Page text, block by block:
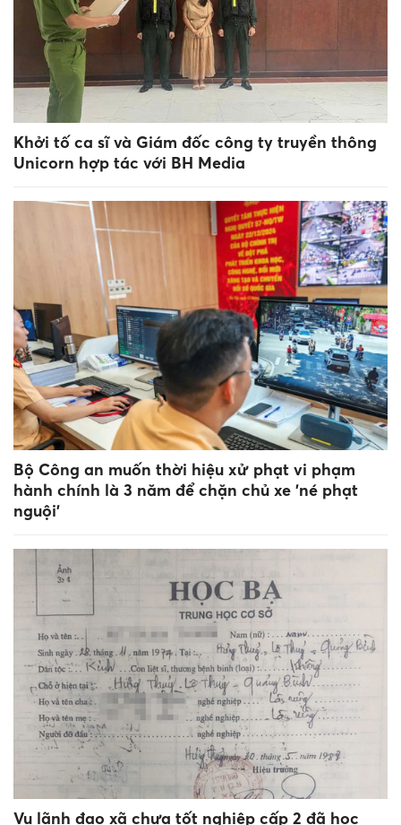
Khởi tố ca sĩ và Giám đốc công ty truyền thông
Unicorn hợp tác với BH Media
Bộ Công an muốn thời hiệu xử phạt vi phạm
hành chính là 3 năm để chặn chủ xe 'né phạt
nguội’
Vụ lãnh đạo xã chưa tốt nghiệp cấp 2 đã học